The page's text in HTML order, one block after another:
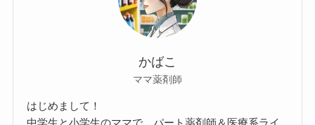
かばこ
ママ薬剤師
はじめまして！
中学生と小学生のママで、パート薬剤師＆医療系ライ